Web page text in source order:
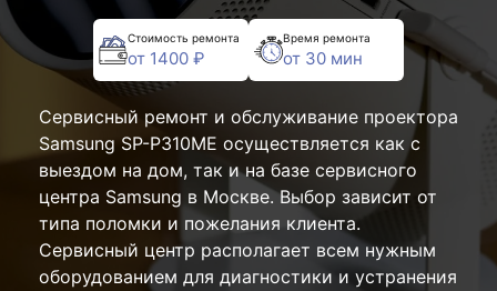
Стоимость ремонта
от 1400 ₽
Время ремонта
от 30 мин
Сервисный ремонт и обслуживание проектора
Samsung SP-P310ME осуществляется как с
выездом на дом, так и на базе сервисного
центра Samsung в Москве. Выбор зависит от
типа поломки и пожелания клиента.
Сервисный центр располагает всем нужным
оборудованием для диагностики и устранения